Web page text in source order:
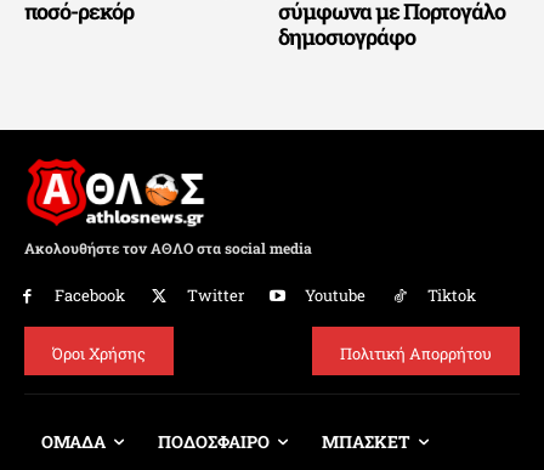
ποσό-ρεκόρ
σύμφωνα με Πορτογάλο
δημοσιογράφο
Ακολουθήστε τον ΑΘΛΟ στα social media
Facebook Twitter Youtube Tiktok
Όροι Χρήσης Πολιτική Απορρήτου
ΟΜΑΔΑ ΠΟΔΟΣΦΑΙΡΟ ΜΠΑΣΚΕΤ